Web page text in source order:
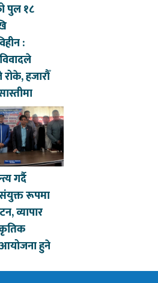
पुल १८
:
हजारौँ
गर्दै
रूपमा
व्यापार
हुने